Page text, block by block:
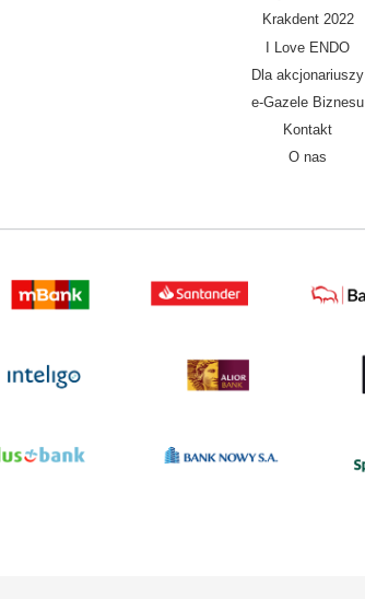
Krakdent 2022
I Love ENDO
Dla akcjonariuszy
e-Gazele Biznesu
Kontakt
O nas